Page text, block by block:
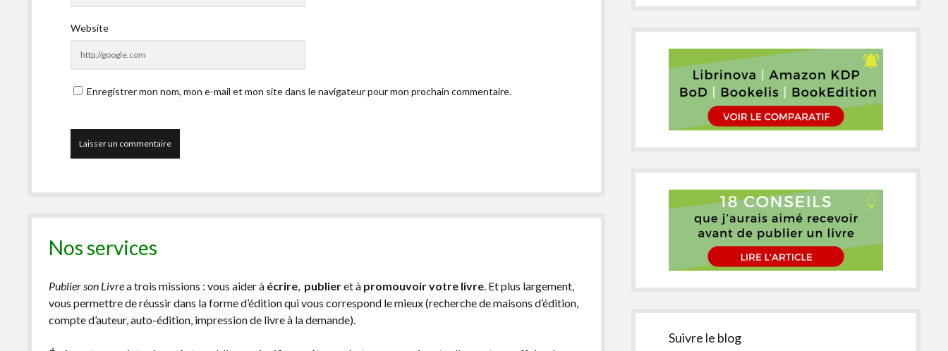
Website
Enregistrer mon nom, mon e-mail et mon site dans le navigateur pour mon prochain commentaire.
Nos services
Publier son Livrea trois missions : vous aider à écrire, publieret à promouvoir votre livre. Et plus largement,
vous permettre de réussir dans la forme d’édition qui vous correspond le mieux (recherche de maisons d’édition,
compte d’auteur, auto-édition, impression de livre à la demande).
Suivre le blog